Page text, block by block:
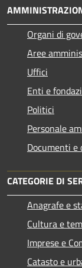
Organi di
Aree
Uffici
Enti e
Politici
Personale
Documenti e
CATEGORIE DI
Anagrafe e
Cultura e
Imprese e
Catasto e